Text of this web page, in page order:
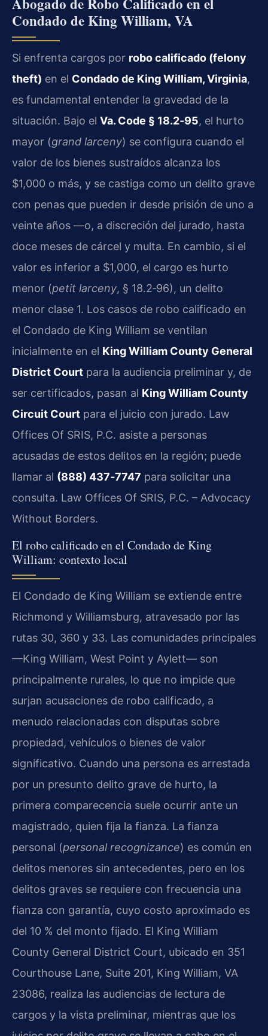
Condado de King William, VA
Si enfrenta cargos por robo calificado (felony
theft) en el Condado de King William, Virginia,
es fundamental entender la gravedad de la
situación. Bajo el Va. Code § 18.2‑95, el hurto
mayor (grand larceny) se configura cuando el
valor de los bienes sustraídos alcanza los
$1,000 o más, y se castiga como un delito grave
con penas que pueden ir desde prisión de uno a
veinte años —o, a discreción del jurado, hasta
doce meses de cárcel y multa. En cambio, si el
valor es inferior a $1,000, el cargo es hurto
menor (petit larceny, § 18.2‑96), un delito
menor clase 1. Los casos de robo calificado en
el Condado de King William se ventilan
inicialmente en el King William County General
District Court para la audiencia preliminar y, de
ser certificados, pasan al King William County
Circuit Court para el juicio con jurado. Law
Offices Of SRIS, P.C. asiste a personas
acusadas de estos delitos en la región; puede
llamar al (888) 437‑7747 para solicitar una
consulta. Law Offices Of SRIS, P.C. – Advocacy
Without Borders.
El robo calificado en el Condado de King
William: contexto local
El Condado de King William se extiende entre
Richmond y Williamsburg, atravesado por las
rutas 30, 360 y 33. Las comunidades principales
—King William, West Point y Aylett— son
principalmente rurales, lo que no impide que
surjan acusaciones de robo calificado, a
menudo relacionadas con disputas sobre
propiedad, vehículos o bienes de valor
significativo. Cuando una persona es arrestada
por un presunto delito grave de hurto, la
primera comparecencia suele ocurrir ante un
magistrado, quien fija la fianza. La fianza
personal (personal recognizance) es común en
delitos menores sin antecedentes, pero en los
delitos graves se requiere con frecuencia una
fianza con garantía, cuyo costo aproximado es
del 10 % del monto fijado. El King William
County General District Court, ubicado en 351
Courthouse Lane, Suite 201, King William, VA
23086, realiza las audiencias de lectura de
cargos y la vista preliminar, mientras que los